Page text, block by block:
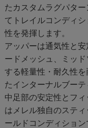
たカスタムラグパタ
てトレイルコンディ
性を発揮します。
アッパーは通気性と
ードメッシュ、ミッ
する軽量性・耐久性
たインターナルブーテ
中足部の安定性とフ
はメレル独自のステ
ールドコンディション